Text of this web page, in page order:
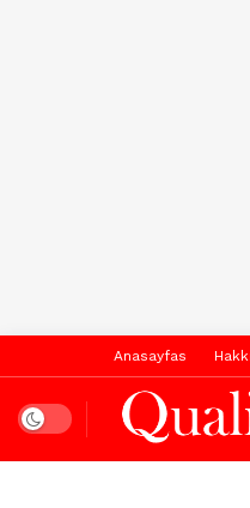
Anasayfas
Dark mode